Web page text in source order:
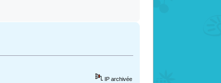
IP archivée